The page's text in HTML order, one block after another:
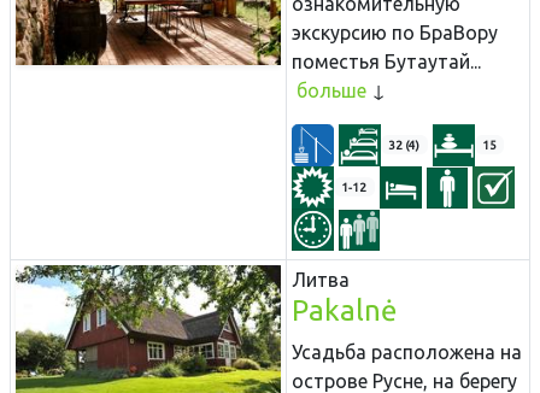
экскурсию по БраВору
поместья Бутаутай...
больше
32 (4) 15
1-12
Литва
Pakalnė
Усадьба расположена на
острове Русне, на берегу